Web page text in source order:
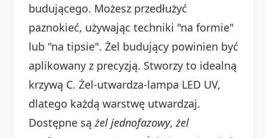
budującego. Możesz przedłużyć
paznokieć, używając techniki "na formie"
lub "na tipsie". Żel budujący powinien być
aplikowany z precyzją. Stworzy to idealną
krzywą C. Żel-utwardza-lampa LED UV,
dlatego każdą warstwę utwardzaj.
Dostępne są żel jednofazowy, żel